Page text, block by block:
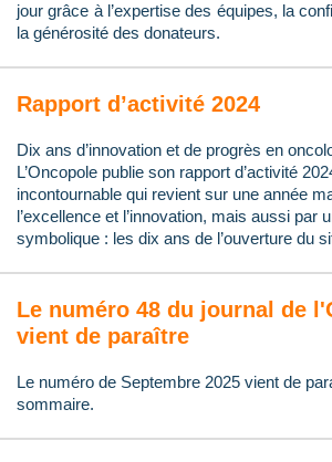
jour grâce à l’expertise des équipes, la
la générosité des donateurs.
Rapport d’activité 2024
Dix ans d’innovation et de progrès en
L’Oncopole publie son rapport d’activité
incontournable qui revient sur une année
l’excellence et l’innovation, mais aussi par
symbolique : les dix ans de l’ouverture du
Le numéro 48 du journal de
vient de paraître
Le numéro de Septembre 2025 vient de
sommaire.